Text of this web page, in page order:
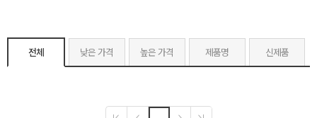
전체 낮은 가격 높은 가격 제품명 신제품